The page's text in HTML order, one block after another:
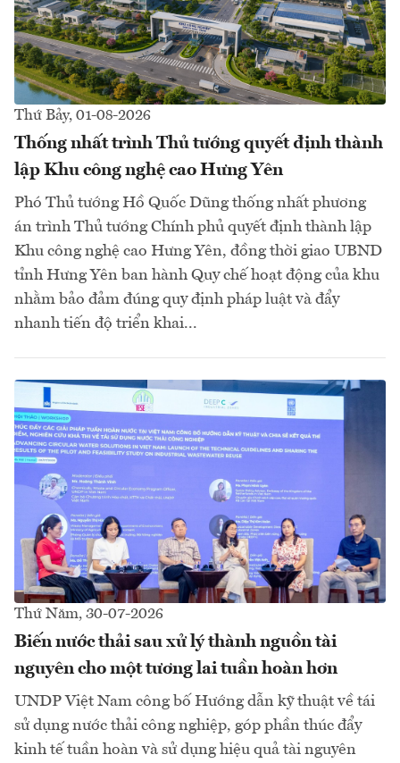
Thứ Bảy, 01-08-2026
Thống nhất trình Thủ tướng quyết định thành
lập Khu công nghệ cao Hưng Yên
Phó Thủ tướng Hồ Quốc Dũng thống nhất phương
án trình Thủ tướng Chính phủ quyết định thành lập
Khu công nghệ cao Hưng Yên, đồng thời giao UBND
tỉnh Hưng Yên ban hành Quy chế hoạt động của khu
nhằm bảo đảm đúng quy định pháp luật và đẩy
nhanh tiến độ triển khai...
Thứ Năm, 30-07-2026
Biến nước thải sau xử lý thành nguồn tài
nguyên cho một tương lai tuần hoàn hơn
UNDP Việt Nam công bố Hướng dẫn kỹ thuật về tái
sử dụng nước thải công nghiệp, góp phần thúc đẩy
kinh tế tuần hoàn và sử dụng hiệu quả tài nguyên